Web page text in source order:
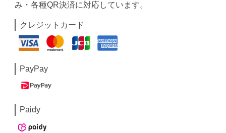
み・各種QR決済に対応しています。
クレジットカード
PayPay
Paidy